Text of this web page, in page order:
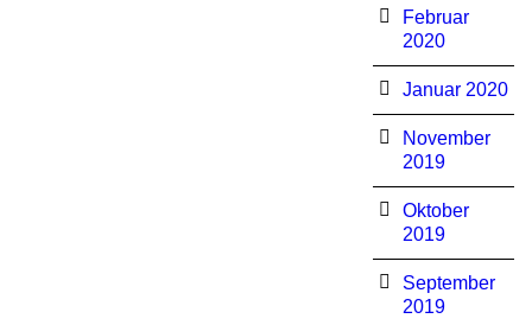
Februar
2020
Januar 2020
November
2019
Oktober
2019
September
2019